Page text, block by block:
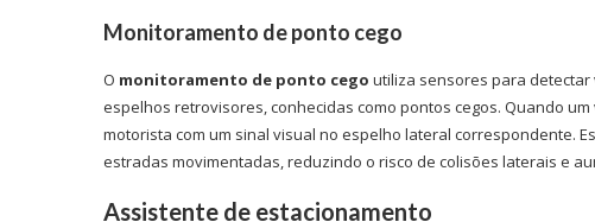
Monitoramento de ponto cego
O monitoramento de ponto cego utiliza sensores para
espelhos retrovisores, conhecidas como pontos cegos. Quando
motorista com um sinal visual no espelho lateral correspondente.
estradas movimentadas, reduzindo o risco de colisões laterais e
Assistente de estacionamento